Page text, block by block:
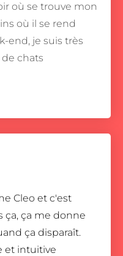
où se trouve mon
où il se rend
end, je suis très
chats
Cleo et c'est
ça, ça me donne
ça disparaît.
et intuitive